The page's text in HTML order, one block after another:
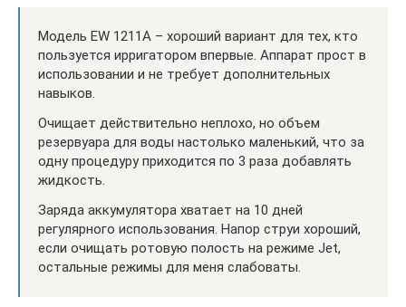
Модель EW 1211A – хороший вариант для тех, кто
пользуется ирригатором впервые. Аппарат прост в
использовании и не требует дополнительных
навыков.
Очищает действительно неплохо, но объем
резервуара для воды настолько маленький, что за
одну процедуру приходится по 3 раза добавлять
жидкость.
Заряда аккумулятора хватает на 10 дней
регулярного использования. Напор струи хороший,
если очищать ротовую полость на режиме Jet,
остальные режимы для меня слабоваты.